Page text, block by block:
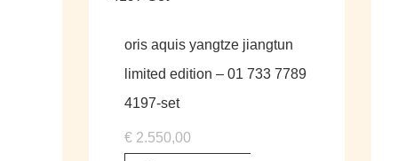
oris aquis yangtze jiangtun
limited edition – 01 733 7789
4197-set
€ 2.550,00